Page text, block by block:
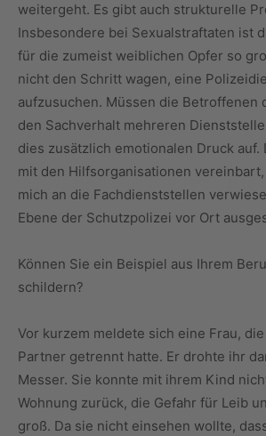
weitergeht. Es gibt auch strukturelle
Insbesondere bei Sexualstraftaten ist
für die zumeist weiblichen Opfer so
nicht den Schritt wagen, eine
aufzusuchen. Müssen die Betroffenen
den Sachverhalt mehreren
dies zusätzlich emotionalen Druck auf.
mit den Hilfsorganisationen
mich an die Fachdienststellen
Ebene der Schutzpolizei vor Ort
Können Sie ein Beispiel aus Ihrem
schildern?
Vor kurzem meldete sich eine Frau,
Partner getrennt hatte. Er drohte ihr
Messer. Sie konnte mit ihrem Kind
Wohnung zurück, die Gefahr für Leib
groß. Da sie nicht einsehen wollte,